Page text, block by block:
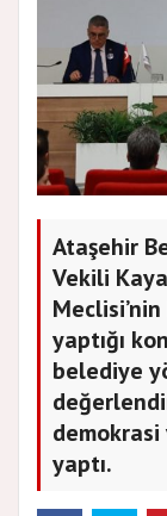
Ataşehir
Vekili
yaptığı
belediye
yaptı.